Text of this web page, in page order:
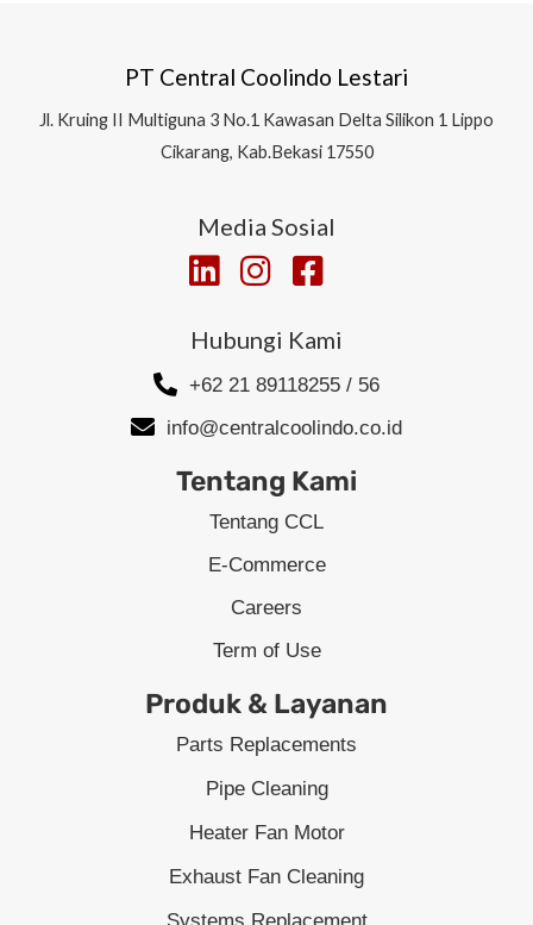
PT Central Coolindo Lestari
Jl. Kruing II Multiguna 3 No.1 Kawasan Delta Silikon 1 Lippo
Cikarang, Kab.Bekasi 17550
Media Sosial
Hubungi Kami
+62 21 89118255 / 56
info@centralcoolindo.co.id
Tentang Kami
Tentang CCL
E-Commerce
Careers
Term of Use
Produk & Layanan
Parts Replacements
Pipe Cleaning
Heater Fan Motor
Exhaust Fan Cleaning